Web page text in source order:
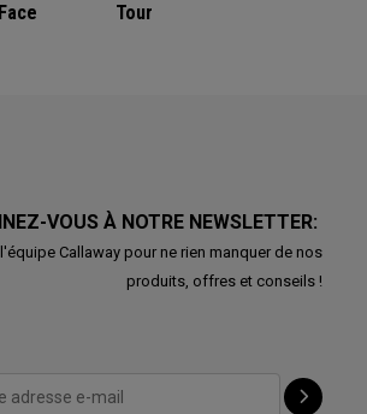
Tour
VOUS À NOTRE NEWSLETTER:
Callaway pour ne rien manquer de nos
produits, offres et conseils !